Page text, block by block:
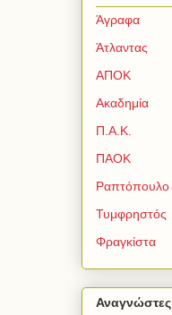
Άγραφα
Άτλαντας
ΑΠΟΚ
Ακαδημία
Π.Α.Κ.
ΠΑΟΚ
Ραπτόπουλο
Τυμφρηστός
Φραγκίστα
Αναγνώστες